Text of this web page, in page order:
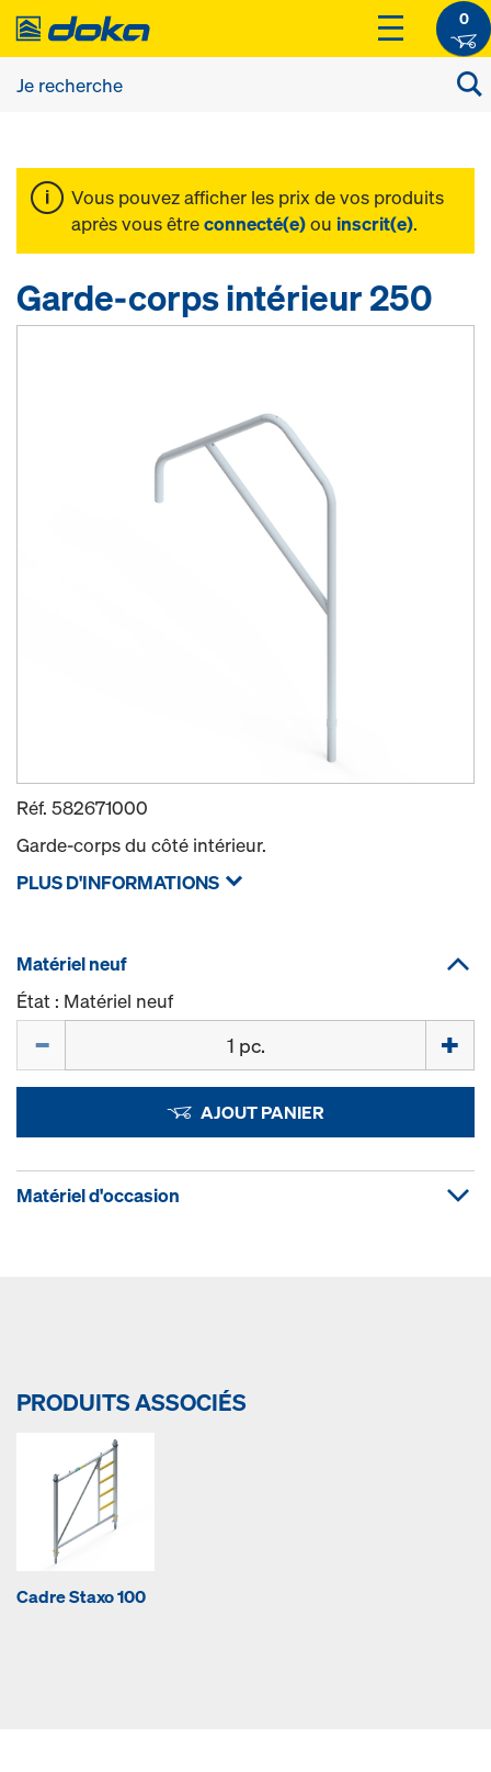
0
Vous pouvez afficher les prix de vos produits
après vous êtreconnecté(e)ou inscrit(e).
Garde-corps intérieur 250
Réf. 582671000
Garde-corps du côté intérieur.
PLUS D'INFORMATIONS
Matériel neuf
État : Matériel neuf
AJOUT PANIER
Matériel d'occasion
PRODUITS ASSOCIÉS
Cadre Staxo 100